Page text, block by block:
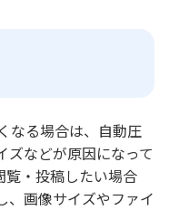
なる場合は、自動圧
ズなどが原因になって
覧・投稿したい場合
、画像サイズやファイ